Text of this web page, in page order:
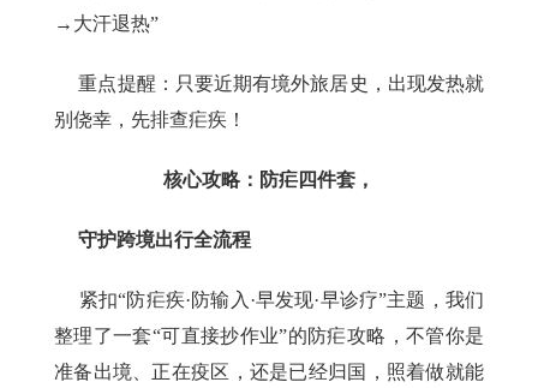
→大汗退热”
重点提醒：只要近期有境外旅居史，出现发热就
别侥幸，先排查疟疾！
核心攻略：防疟四件套，
守护跨境出行全流程
紧扣“防疟疾·防输入·早发现·早诊疗”主题，我们
整理了一套“可直接抄作业”的防疟攻略，不管你是
准备出境、正在疫区，还是已经归国，照着做就能